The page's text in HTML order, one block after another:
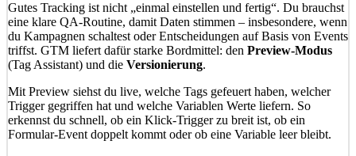
Gutes Tracking ist nicht „einmal einstellen und fertig“. Du brauchst
eine klare QA-Routine, damit Daten stimmen – insbesondere, wenn
du Kampagnen schaltest oder Entscheidungen auf Basis von Events
triffst. GTM liefert dafür starke Bordmittel: den Preview-Modus
(Tag Assistant) und die Versionierung.
Mit Preview siehst du live, welche Tags gefeuert haben, welcher
Trigger gegriffen hat und welche Variablen Werte liefern. So
erkennst du schnell, ob ein Klick-Trigger zu breit ist, ob ein
Formular-Event doppelt kommt oder ob eine Variable leer bleibt.